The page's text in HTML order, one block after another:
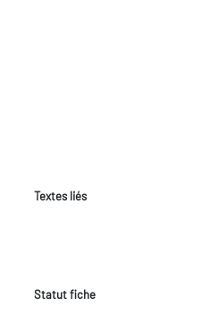
Textes liés
Statut fiche